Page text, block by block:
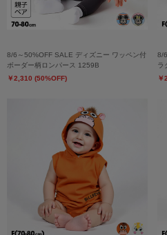
8/6～50%OFF SALE ディズニー ワッペン付
ボーダー柄ロンパース 1259B
￥2,310 (50%OFF)
8/
ラ
￥